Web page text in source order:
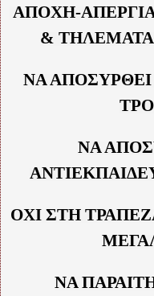
ΑΠΟΧΗ-
&
ΝΑ
ΝΑ
ΟΧΙ ΣΤΗ
ΝΑ